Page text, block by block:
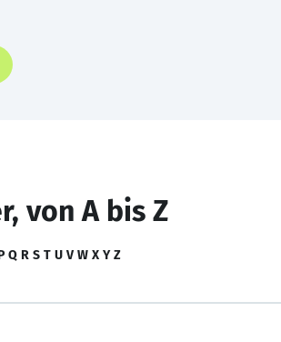
von A bis Z
Q R S T U V W X Y Z